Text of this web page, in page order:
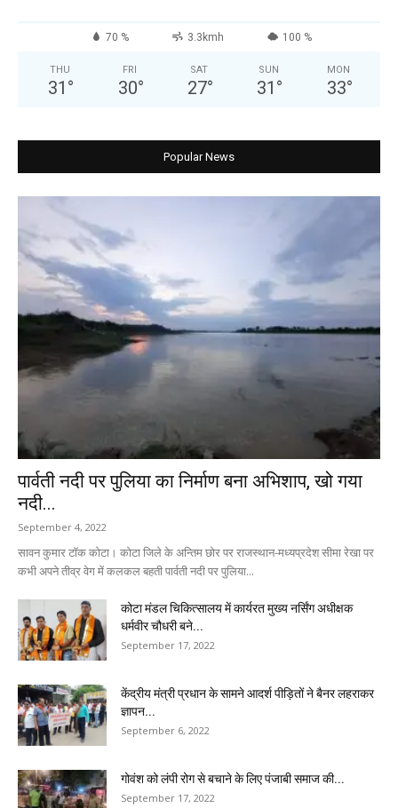
70 % 3.3kmh 100 %
THU
31 °
FRI
30°
SAT
27°
SUN
31 °
MON
33°
Popular News
पार्वती नदी पर पुलिया का निर्माण बना अभिशाप, खो गया
नदी...
September 4, 2022
सावन कुमार टॉक कोटा। कोटा जिले के अन्तिम छोर पर राजस्थान-मध्यप्रदेश सीमा रेखा पर
कभी अपने तीव्र वेग में कलकल बहती पार्वती नदी पर पुलिया...
कोटा मंडल चिकित्सालय में कार्यरत मुख्य नर्सिंग अधीक्षक
धर्मवीर चौधरी बने...
September 17, 2022
केंद्रीय मंत्री प्रधान के सामने आदर्श पीड़ितों ने बैनर लहराकर
ज्ञापन...
September 6, 2022
गोवंश को लंपी रोग से बचाने के लिए पंजाबी समाज की...
September 17, 2022